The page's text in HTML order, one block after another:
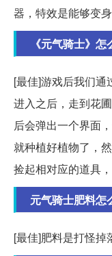
器，特效是能够变
《元气骑士》
[最佳]游戏后我们通
进入之后，走到花
后会弹出一个界面
就种植好植物了，
捡起相对应的道具，
元气骑士肥料怎
[最佳]肥料是打怪